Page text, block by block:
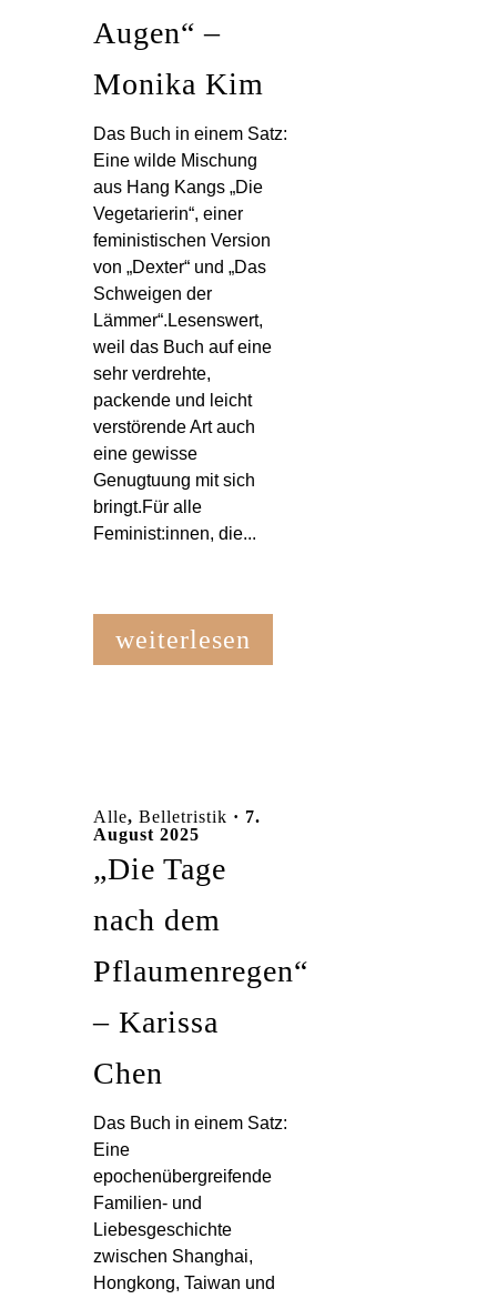
Augen“ –
Monika Kim
Das Buch in einem Satz:
Eine wilde Mischung
aus Hang Kangs „Die
Vegetarierin“, einer
feministischen Version
von „Dexter“ und „Das
Schweigen der
Lämmer“.Lesenswert,
weil das Buch auf eine
sehr verdrehte,
packende und leicht
verstörende Art auch
eine gewisse
Genugtuung mit sich
bringt.Für alle
Feminist:innen, die...
weiterlesen
Alle, Belletristik · 7.
August 2025
„Die Tage
nach dem
Pflaumenregen“
– Karissa
Chen
Das Buch in einem Satz:
Eine
epochenübergreifende
Familien- und
Liebesgeschichte
zwischen Shanghai,
Hongkong, Taiwan und